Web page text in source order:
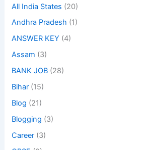
All India States (20)
Andhra Pradesh (1)
ANSWER KEY (4)
Assam (3)
BANK JOB (28)
Bihar (15)
Blog (21)
Blogging (3)
Career (3)